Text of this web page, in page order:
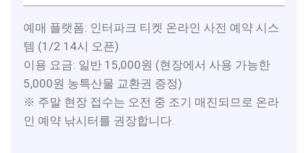
예매 플랫폼: 인터파크 티켓 온라인 사전 예약 시스
템 (1/2 14시 오픈)
이용 요금: 일반 15,000원 (현장에서 사용 가능한
5,000원 농특산물 교환권 증정)
※ 주말 현장 접수는 오전 중 조기 매진되므로 온라
인 예약 낚시터를 권장합니다.